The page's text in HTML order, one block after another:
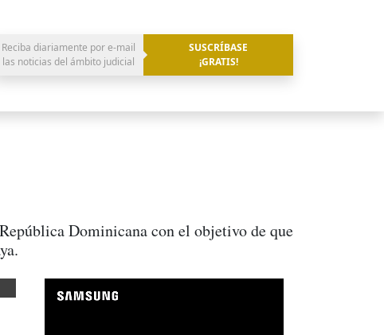
Reciba diariamente por e-mail
las noticias del ámbito judicial
SUSCRÍBASE
¡GRATIS!
Dominicana con el objetivo de que